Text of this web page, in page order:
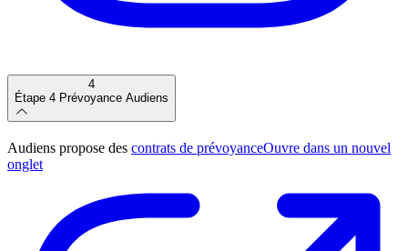
4
Étape 4 Prévoyance Audiens
Audiens propose des contrats de prévoyanceOuvre dans un nouvel
onglet